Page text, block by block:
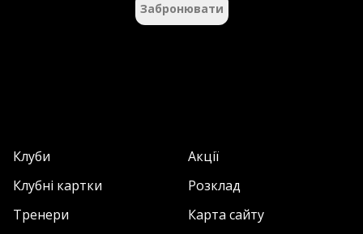
Забронювати
Клуби
Акції
Клубні картки
Розклад
Тренери
Карта сайту